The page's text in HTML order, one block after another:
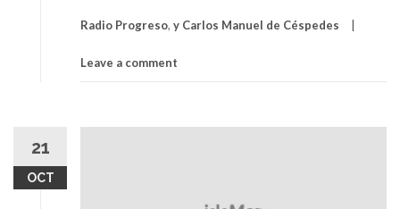
Radio Progreso, y Carlos Manuel de Céspedes
Leave a comment
21
OCT